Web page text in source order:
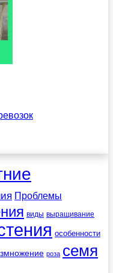
Проблемы
виды выращивание
особенности
роза семя